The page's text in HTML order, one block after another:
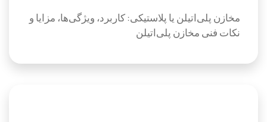
مخازن پلی‌اتیلن یا پلاستیکی: کاربرد، ویژگی‌ها، مزایا و
نکات فنی مخازن پلی‌اتیلن